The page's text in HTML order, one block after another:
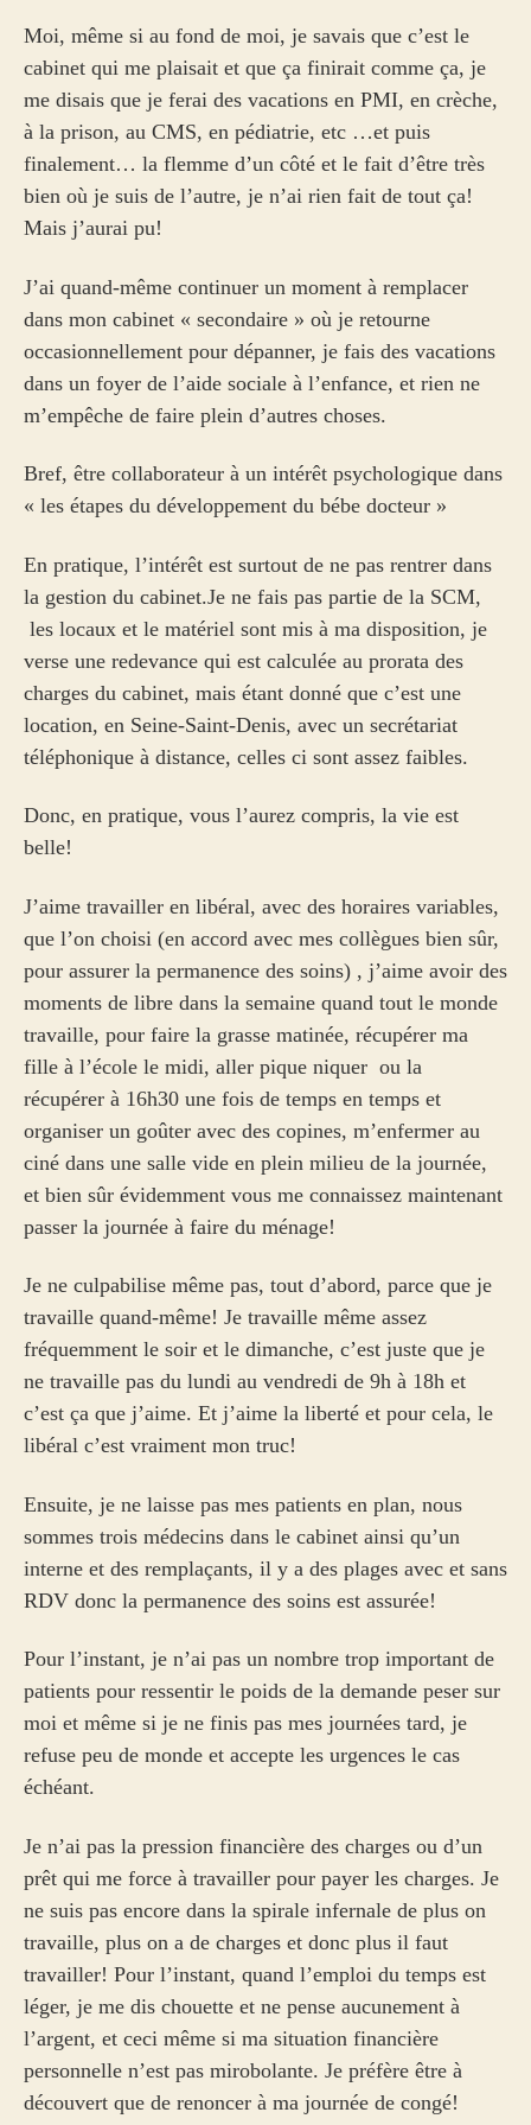
Moi, même si au fond de moi, je savais que c’est le
cabinet qui me plaisait et que ça finirait comme ça, je
me disais que je ferai des vacations en PMI, en crèche,
à la prison, au CMS, en pédiatrie, etc …et puis
finalement… la flemme d’un côté et le fait d’être très
bien où je suis de l’autre, je n’ai rien fait de tout ça!
Mais j’aurai pu!
J’ai quand-même continuer un moment à remplacer
dans mon cabinet « secondaire » où je retourne
occasionnellement pour dépanner, je fais des vacations
dans un foyer de l’aide sociale à l’enfance, et rien ne
m’empêche de faire plein d’autres choses.
Bref, être collaborateur à un intérêt psychologique dans
« les étapes du développement du bébe docteur »
En pratique, l’intérêt est surtout de ne pas rentrer dans
la gestion du cabinet.Je ne fais pas partie de la SCM,
les locaux et le matériel sont mis à ma disposition, je
verse une redevance qui est calculée au prorata des
charges du cabinet, mais étant donné que c’est une
location, en Seine-Saint-Denis, avec un secrétariat
téléphonique à distance, celles ci sont assez faibles.
Donc, en pratique, vous l’aurez compris, la vie est
belle!
J’aime travailler en libéral, avec des horaires variables,
que l’on choisi (en accord avec mes collègues bien sûr,
pour assurer la permanence des soins) , j’aime avoir des
moments de libre dans la semaine quand tout le monde
travaille, pour faire la grasse matinée, récupérer ma
fille à l’école le midi, aller pique niquer ou la
récupérer à 16h30 une fois de temps en temps et
organiser un goûter avec des copines, m’enfermer au
ciné dans une salle vide en plein milieu de la journée,
et bien sûr évidemment vous me connaissez maintenant
passer la journée à faire du ménage!
Je ne culpabilise même pas, tout d’abord, parce que je
travaille quand-même! Je travaille même assez
fréquemment le soir et le dimanche, c’est juste que je
ne travaille pas du lundi au vendredi de 9h à 18h et
c’est ça que j’aime. Et j’aime la liberté et pour cela, le
libéral c’est vraiment mon truc!
Ensuite, je ne laisse pas mes patients en plan, nous
sommes trois médecins dans le cabinet ainsi qu’un
interne et des remplaçants, il y a des plages avec et sans
RDV donc la permanence des soins est assurée!
Pour l’instant, je n’ai pas un nombre trop important de
patients pour ressentir le poids de la demande peser sur
moi et même si je ne finis pas mes journées tard, je
refuse peu de monde et accepte les urgences le cas
échéant.
Je n’ai pas la pression financière des charges ou d’un
prêt qui me force à travailler pour payer les charges. Je
ne suis pas encore dans la spirale infernale de plus on
travaille, plus on a de charges et donc plus il faut
travailler! Pour l’instant, quand l’emploi du temps est
léger, je me dis chouette et ne pense aucunement à
l’argent, et ceci même si ma situation financière
personnelle n’est pas mirobolante. Je préfère être à
découvert que de renoncer à ma journée de congé!